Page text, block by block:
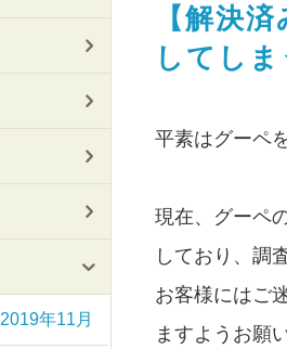
【解決
してしま
平素はグーペ
現在、グーペ
しており、調
お客様にはご
ますようお願
2019年11月